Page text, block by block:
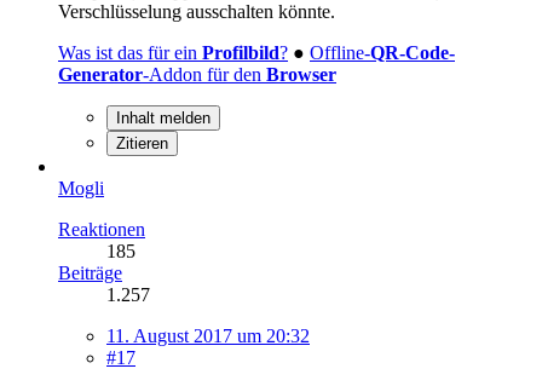
Verschlüsselung ausschalten könnte.
Was ist das für ein Profilbild? ● Offline-QR-Code-
Generator-Addon für den Browser
Inhalt melden
Zitieren
Mogli
Reaktionen
185
Beiträge
1.257
11. August 2017 um 20:32
#17